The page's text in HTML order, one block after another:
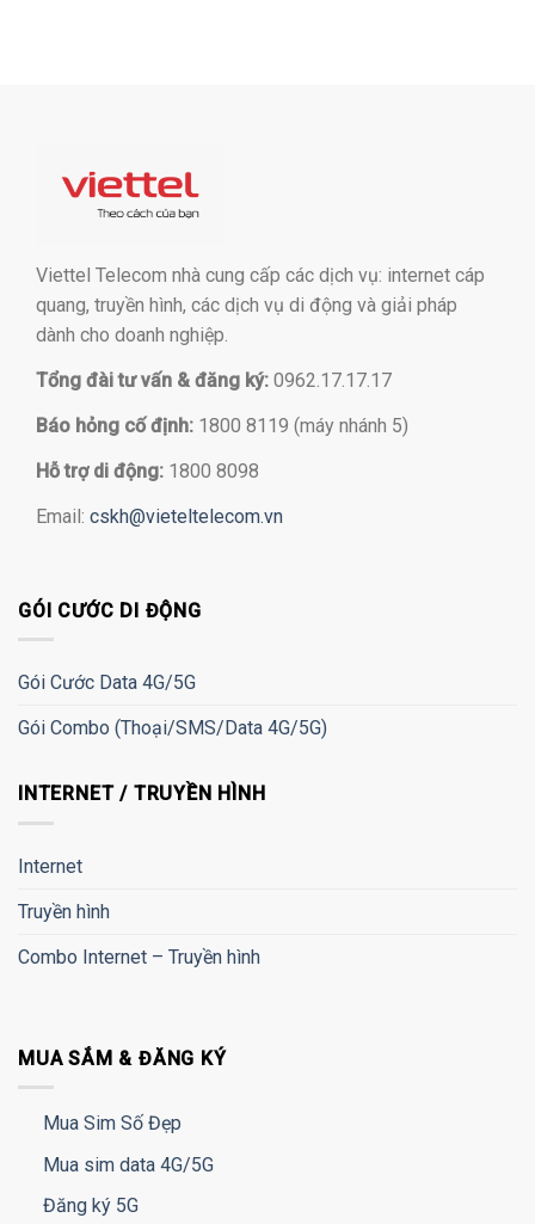
Viettel Telecom nhà cung cấp các dịch vụ: internet cáp
quang, truyền hình, các dịch vụ di động và giải pháp
dành cho doanh nghiệp.
Tổng đài tư vấn & đăng ký: 0962.17.17.17
Báo hỏng cố định: 1800 8119 (máy nhánh 5)
Hỗ trợ di động: 1800 8098
Email: cskh@vieteltelecom.vn
GÓI CƯỚC DI ĐỘNG
Gói Cước Data 4G/5G
Gói Combo (Thoại/SMS/Data 4G/5G)
INTERNET / TRUYỀN HÌNH
Internet
Truyền hình
Combo Internet – Truyền hình
MUA SẮM & ĐĂNG KÝ
Mua Sim Số Đẹp
Mua sim data 4G/5G
Đăng ký 5G